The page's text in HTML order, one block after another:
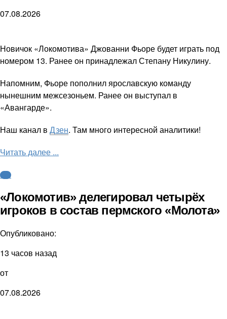
07.08.2026
Новичок «Локомотива» Джованни Фьоре будет играть под
номером 13. Ранее он принадлежал Степану Никулину.
Напомним, Фьоре пополнил ярославскую команду
нынешним межсезоньем. Ранее он выступал в
«Авангарде».
Наш канал в Дзен. Там много интересной аналитики!
Читать далее ...
КХЛ
«Локомотив» делегировал четырёх
игроков в состав пермского «Молота»
Опубликовано:
13 часов назад
от
07.08.2026